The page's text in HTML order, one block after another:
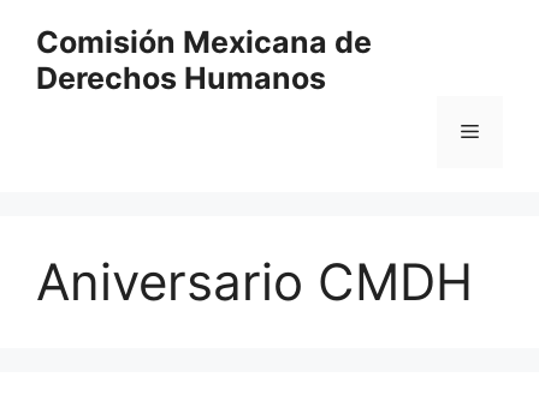
Comisión Mexicana de
Derechos Humanos
Aniversario CMDH